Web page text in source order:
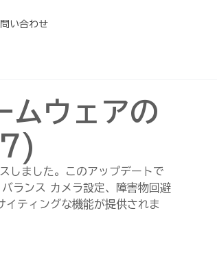
い合わせ
ウェアの
しました。このアップデートで
ランス カメラ設定、障害物回避
ティングな機能が提供されま